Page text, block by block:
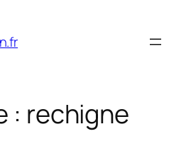
: rechigne